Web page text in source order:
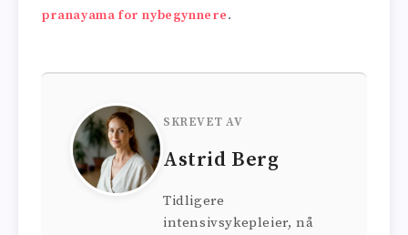
pranayama for nybegynnere.
SKREVET AV
Astrid Berg
Tidligere
intensivsykepleier, nå